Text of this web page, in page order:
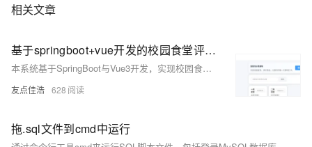
相关文章
基于springboot+vue开发的校园食堂评价系统【源码+sql+可运行】【50809】
本系统基于SpringBoot与Vue3开发，实现校园食堂评价功能。前台支持用户注册登录、食堂浏览、菜品查看及评价发布；后台提供食堂、菜品与评价管理模块，支持权限控制与数据维护。技术栈涵盖SpringBoot、MyBatisPlus、Vue3、ElementUI等，适配响应式布局，提供完整源码与数据库脚本，可直接运行部署。
友点佳浩 628
拖.sql文件到cmd中运行